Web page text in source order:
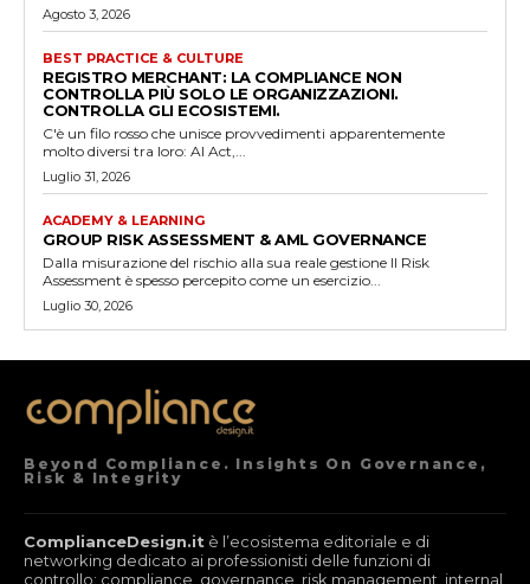
Agosto 3, 2026
BEST PRACTICE & CULTURE
REGISTRO MERCHANT: LA COMPLIANCE NON
CONTROLLA PIÙ SOLO LE ORGANIZZAZIONI.
CONTROLLA GLI ECOSISTEMI.
C'è un filo rosso che unisce provvedimenti apparentemente
molto diversi tra loro: AI Act,...
Luglio 31, 2026
ACADEMY & LEARNING
GROUP RISK ASSESSMENT & AML GOVERNANCE
Dalla misurazione del rischio alla sua reale gestione Il Risk
Assessment è spesso percepito come un esercizio...
Luglio 30, 2026
Beyond Compliance. Insights On Governance,
Risk & Integrity
ComplianceDesign.it è l’ecosistema editoriale e di
networking dedicato ai professionisti delle funzioni di
controllo: compliance, governance, risk management, internal